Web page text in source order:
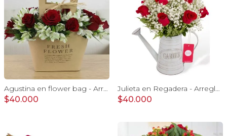
Agustina en flower bag - Arreglo 10 rosas rojo y astromelias
$40.000
Julieta en Regadera - Arreglo 10 rosas rojo y gypo
$40.000